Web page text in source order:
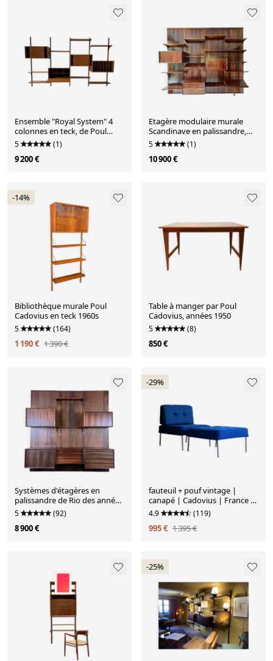
Ensemble "Royal System" 4
colonnes en teck, de Poul
Cadovius 1970
5 (1)
9 200 €
Etagère modulaire murale
Scandinave en palissandre,
Poul Cadovius, Années 60
5 (1)
10 900 €
-14%
Bibliothèque murale Poul
Cadovius en teck 1960s
5 (164)
1 190 € 1 390 €
Table à manger par Poul
Cadovius, années 1950
5 (8)
850 €
Systèmes d'étagères en
palissandre de Rio des années
1960 et 1970 par Poul
Cadovius pour Cado Denmark
5 (92)
8 900 €
-29%
fauteuil + pouf vintage |
canapé | Cadovius | France &
Son
4.9 (119)
995 € 1 395 €
-25%